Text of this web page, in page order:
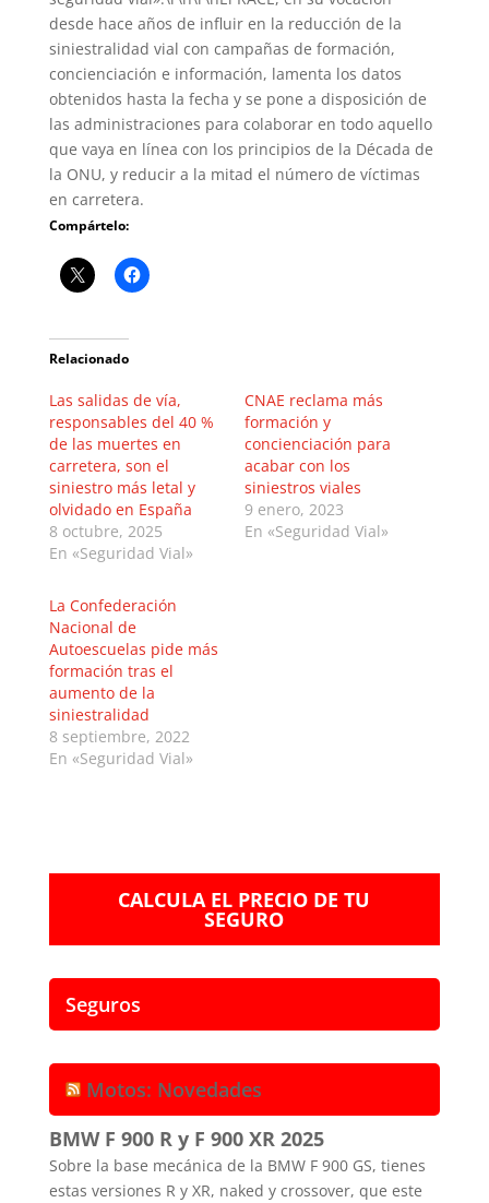
desde hace años de influir en la reducción de la
siniestralidad vial con campañas de formación,
concienciación e información, lamenta los datos
obtenidos hasta la fecha y se pone a disposición de
las administraciones para colaborar en todo aquello
que vaya en línea con los principios de la Década de
la ONU, y reducir a la mitad el número de víctimas
en carretera.
Compártelo:
Relacionado
Las salidas de vía,
responsables del 40 %
de las muertes en
carretera, son el
siniestro más letal y
olvidado en España
8 octubre, 2025
En «Seguridad Vial»
CNAE reclama más
formación y
concienciación para
acabar con los
siniestros viales
9 enero, 2023
En «Seguridad Vial»
La Confederación
Nacional de
Autoescuelas pide más
formación tras el
aumento de la
siniestralidad
8 septiembre, 2022
En «Seguridad Vial»
CALCULA EL PRECIO DE TU
SEGURO
Seguros
Motos: Novedades
BMW F 900 R y F 900 XR 2025
Sobre la base mecánica de la BMW F 900 GS, tienes
estas versiones R y XR, naked y crossover, que este